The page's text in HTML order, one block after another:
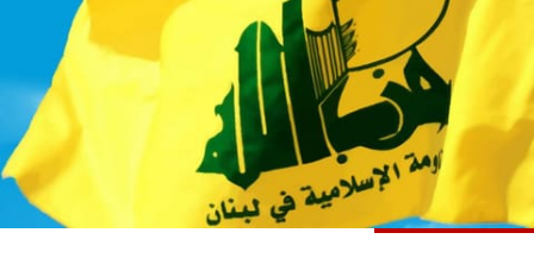
منوعات رياضة
كأس العالم
البرامج
جدول البرامج